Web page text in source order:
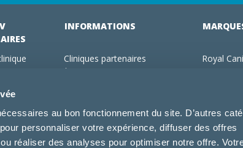
au bon fonctionnement du site. D’autres
personnaliser votre expérience, diffuser des offres
réaliser des analyses pour optimiser notre offre.
Vétorino
INFORMATIONS
Cliniques partenaires
Utilisation des cookies
Conditions générales d'utilisation
Royal
Specific
Dechra